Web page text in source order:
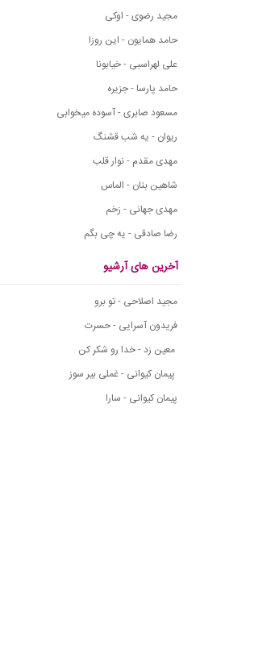
مجید رضوی - اوکی
حامد همایون - این روزا
علی لهراسبی - خیابونا
حامد پارسا - جزیره
مسعود صابری - آسوده میخوابی
ریوان - یه شب قشنگ
مهدی مقدم - نوار قلب
شاهین بنان - الماس
مهدی جهانی - زخم
رضا صادقی - یه چی بگم
آخرین های آرشیو
مجید اصلاحی - تو برو
فریدون آسرایی - حسرت
معین زد - خدا رو شکر کن
پیمان کیوانی - غملی بیر سوز
پیمان کیوانی - سارا